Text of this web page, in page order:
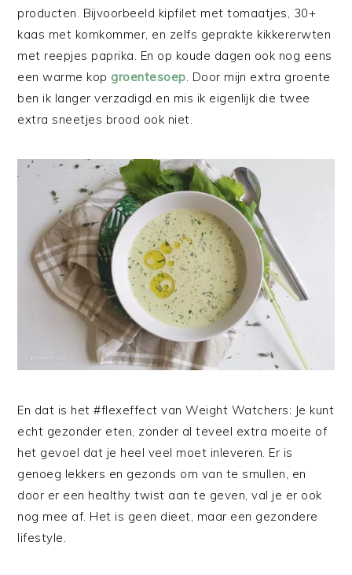
producten. Bijvoorbeeld kipfilet met tomaatjes, 30+
kaas met komkommer, en zelfs geprakte kikkererwten
met reepjes paprika. En op koude dagen ook nog eens
een warme kopgroentesoep . Door mijn extra groente
ben ik langer verzadigd en mis ik eigenlijk die twee
extra sneetjes brood ook niet.
En dat is het #flexeffect van Weight Watchers: Je kunt
echt gezonder eten, zonder al teveel extra moeite of
het gevoel dat je heel veel moet inleveren. Er is
genoeg lekkers en gezonds om van te smullen, en
door er een healthy twist aan te geven, val je er ook
nog mee af. Het is geen dieet, maar een gezondere
lifestyle.